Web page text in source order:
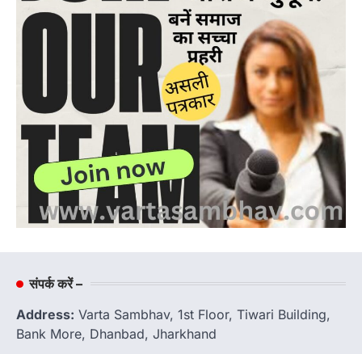
संपर्क करें –
Address: Varta Sambhav, 1st Floor, Tiwari Building,
Bank More, Dhanbad, Jharkhand